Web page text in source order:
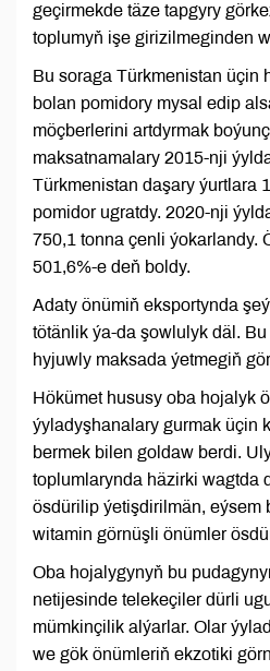
geçirmekde täze tapgyry
toplumyň işe girizilmeginden
Bu soraga Türkmenistan üçin
bolan pomidory mysal edip
möçberlerini artdyrmak
maksatnamalary 2015-nji
Türkmenistan daşary ýurtlara
pomidor ugratdy. 2020-nji
750,1 tonna çenli ýokarlandy.
501,6%-e deň boldy.
Adaty önümiň eksportynda
tötänlik ýa-da şowlulyk däl.
hyjuwly maksada ýetmegiň
Hökümet hususy oba hojalyk
ýyladyşhanalary gurmak üçin
bermek bilen goldaw berdi.
toplumlarynda häzirki wagtda
ösdürilip ýetişdirilmän, eýsem
witamin görnüşli önümler
Oba hojalygynyň bu
netijesinde telekeçiler dürli
mümkinçilik alýarlar. Olar
we gök önümleriň ekzotiki